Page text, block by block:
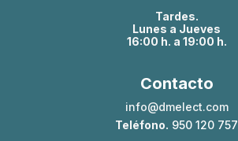
Tardes.
Lunes a Jueves
16:00 h. a 19:00 h.
Contacto
info@dmelect.com
Teléfono. 950 120 757